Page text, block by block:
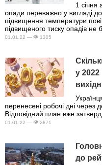
1
опади переважно у вигляді
підвищення температури
підвищеного тиску опадів не
01.01.22 — 1305
у 2022
перенесені робочі дні через
Відповідний план вже
01.01.22 — 2871
до